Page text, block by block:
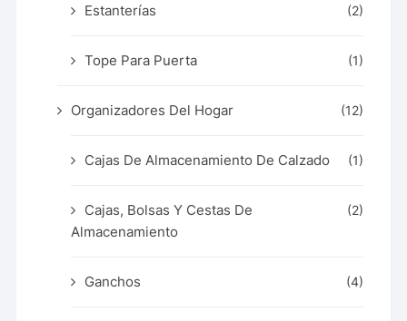
Estanterías (2)
Tope Para Puerta (1)
Organizadores Del Hogar (12)
Cajas De Almacenamiento De Calzado (1)
Cajas, Bolsas Y Cestas De
Almacenamiento
(2)
Ganchos (4)